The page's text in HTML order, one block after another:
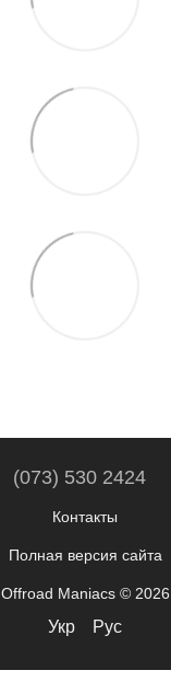
(073) 530 2424
Контакты
Полная версия сайта
Offroad Maniacs © 2026
Укр Рус